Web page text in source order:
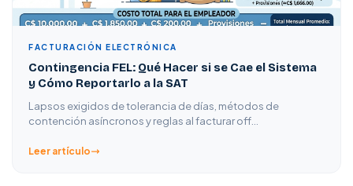
FACTURACIÓN ELECTRÓNICA
Contingencia FEL: Qué Hacer si se Cae el Sistema
y Cómo Reportarlo a la SAT
Lapsos exigidos de tolerancia de días, métodos de
contención asíncronos y reglas al facturar off…
Leer artículo